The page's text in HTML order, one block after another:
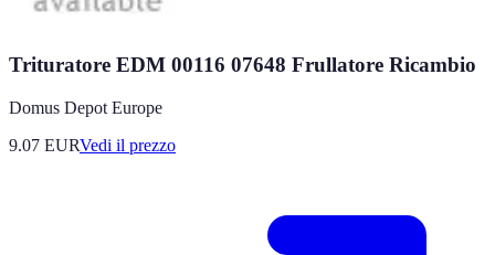
Trituratore EDM 00116 07648 Frullatore Ricambio
Domus Depot Europe
9.07 EURVedi il prezzo